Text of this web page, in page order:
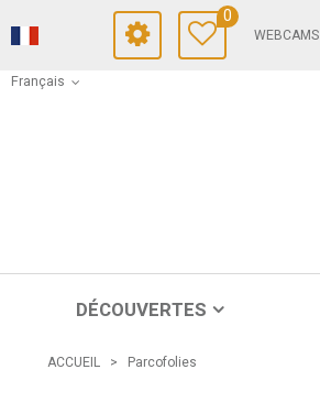
Français
0
WEBCAMS
DÉCOUVERTES
ACCUEIL > Parcofolies